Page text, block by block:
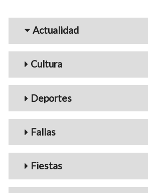
Menu_Videos
Actualidad
Cultura
Deportes
Fallas
Fiestas